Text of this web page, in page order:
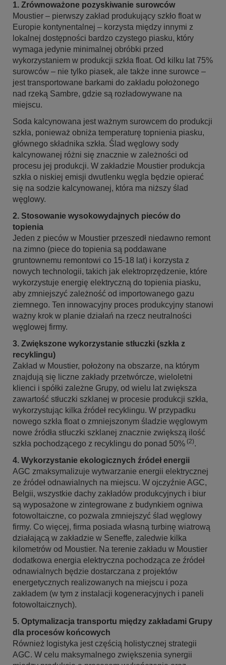
1. Zrównoważone pozyskiwanie surowców
Moustier – pierwszy zakład produkujący szkło float w
Europie kontynentalnej – korzysta między innymi z
lokalnej dostępności bardzo czystego piasku, który
wymaga jedynie minimalnej obróbki przed
wykorzystaniem w produkcji szkła float. Od kilku lat 75%
surowców – nie tylko piasek, ale także inne surowce –
jest transportowane barkami do zakładu położonego
nad rzeką Sambre, gdzie są rozładowywane na
miejscu.
Soda kalcynowana jest ważnym surowcem do produkcji
szkła, ponieważ obniża temperaturę topnienia piasku,
głównego składnika szkła. Ślad węglowy sody
kalcynowanej różni się znacznie w zależności od
procesu jej produkcji. W zakładzie Moustier produkcja
szkła o niskiej emisji dwutlenku węgla będzie opierać
się na sodzie kalcynowanej, która ma niższy ślad
węglowy.
2. Stosowanie wysokowydajnych pieców do
topienia
Jeden z pieców w Moustier przeszedł niedawno remont
na zimno (piece do topienia są poddawane
gruntownemu remontowi co 15-18 lat) i korzysta z
nowych technologii, takich jak elektroprzędzenie, które
wykorzystuje energię elektryczną do topienia piasku,
aby zmniejszyć zależność od importowanego gazu
ziemnego. Ten innowacyjny proces produkcyjny stanowi
ważny krok w planie działań na rzecz neutralności
węglowej firmy.
3. Zwiększone wykorzystanie stłuczki (szkła z
recyklingu)
Zakład w Moustier, położony na obszarze, na którym
znajdują się liczne zakłady przetwórcze, wieloletni
klienci i spółki zależne Grupy, od wielu lat zwiększa
zawartość stłuczki szklanej w procesie produkcji szkła,
wykorzystując kilka źródeł recyklingu. W przypadku
nowego szkła float o zmniejszonym śladzie węglowym
nowe źródła stłuczki szklanej znacznie zwiększą ilość
szkła pochodzącego z recyklingu do ponad 50% (2).
4. Wykorzystanie ekologicznych źródeł energii
AGC zmaksymalizuje wytwarzanie energii elektrycznej
ze źródeł odnawialnych na miejscu. W ojczyźnie AGC,
Belgii, wszystkie dachy zakładów produkcyjnych i biur
są wyposażone w zintegrowane z budynkiem ogniwa
fotowoltaiczne, co pozwala zmniejszyć ślad węglowy
firmy. Co więcej, firma posiada własną turbinę wiatrową
działającą w zakładzie w Seneffe, zaledwie kilka
kilometrów od Moustier. Na terenie zakładu w Moustier
dodatkowa energia elektryczna pochodząca ze źródeł
odnawialnych będzie dostarczana z projektów
energetycznych realizowanych na miejscu i poza
zakładem (w tym z instalacji kogeneracyjnych i paneli
fotowoltaicznych).
5. Optymalizacja transportu między zakładami Grupy
dla procesów końcowych
Również logistyka jest częścią holistycznej strategii
AGC. W celu maksymalnego zwiększenia synergii